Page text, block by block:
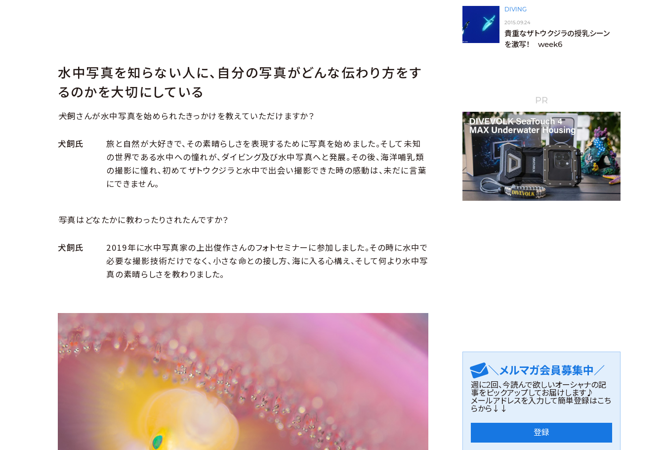
水中写真を知らない人に、自分の写真がどんな伝わり方をす
るのかを大切にしている
――犬飼さんが水中写真を始められたきっかけを教えていただけますか？
犬飼氏
旅と自然が大好きで、その素晴らしさを表現するために写真を始めました。そして未知
の世界である水中への憧れが、ダイビング及び水中写真へと発展。その後、海洋哺乳類
の撮影に憧れ、初めてザトウクジラと水中で出会い撮影できた時の感動は、未だに言葉
にできません。
――写真はどなたかに教わったりされたんですか？
犬飼氏
2019年に水中写真家の上出俊作さんのフォトセミナーに参加しました。その時に水中で
必要な撮影技術だけでなく、小さな命との接し方、海に入る心構え、そして何より水中写
真の素晴らしさを教わりました。
DIVING
2015.09.24
貴重なザトウクジラの授乳シーン
を激写！ week6
PR
＼メルマガ会員募集中／
週に2回、今読んで欲しいオーシャナの記
事をピックアップしてお届けします♪
メールアドレスを入力して簡単登録はこち
らから↓↓
登録